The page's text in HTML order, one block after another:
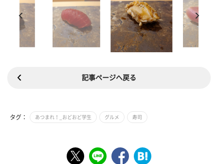
記事ページへ戻る
タグ： あつまれ！_おどおど学生 グルメ 寿司